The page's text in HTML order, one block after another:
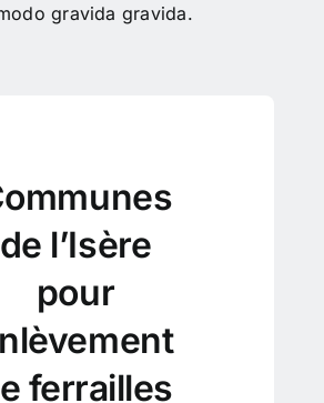
gravida gravida.
de l’Isère
pour
ferrailles